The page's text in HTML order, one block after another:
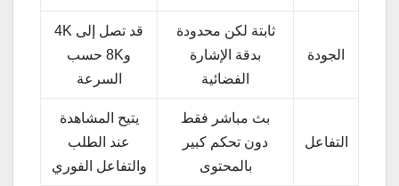
الجودة
ثابتة لكن محدودة
بدقة الإشارة
الفضائية
قد تصل إلى 4K
و8K حسب
السرعة
التفاعل
بث مباشر فقط
دون تحكم كبير
بالمحتوى
يتيح المشاهدة
عند الطلب
والتفاعل الفوري